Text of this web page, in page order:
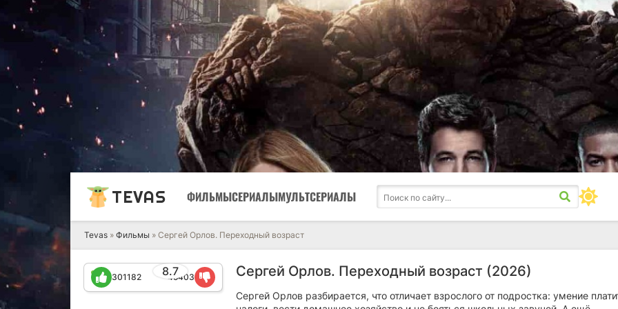
TEVAS ФИЛЬМЫСЕРИАЛЫМУЛЬТСЕРИАЛЫ
Tevas » Фильмы » Сергей Орлов. Переходный возраст
Сергей Орлов. Переходный возраст (2026)
8.7
301182 45403
Сергей Орлов разбирается, что отличает взрослого от подростка: умение